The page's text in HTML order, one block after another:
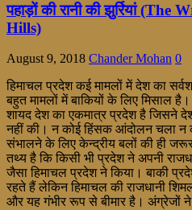
पहाड़ों की रानी की झुर्रियां
Hills)
August 9, 2018 Chander Mohan 0
हिमाचल प्रदेश कई मामलों में देश का
बहुत मामलों में बाकियों के लिए मिसाल
शायद देश का एकमात्र प्रदेश है जिसने
नहीं की। न कोई हिंसक आंदोलन चला न
संभालने के लिए केन्द्रीय बलों की ही
तथ्य है कि किसी भी प्रदेश ने अपनी
जैसा हिमाचल प्रदेश ने किया। बाकी
रहते हैं लेकिन हिमाचल की राजधानी
और यह गंभीर रूप से बीमार है। अंग्रेजों ने